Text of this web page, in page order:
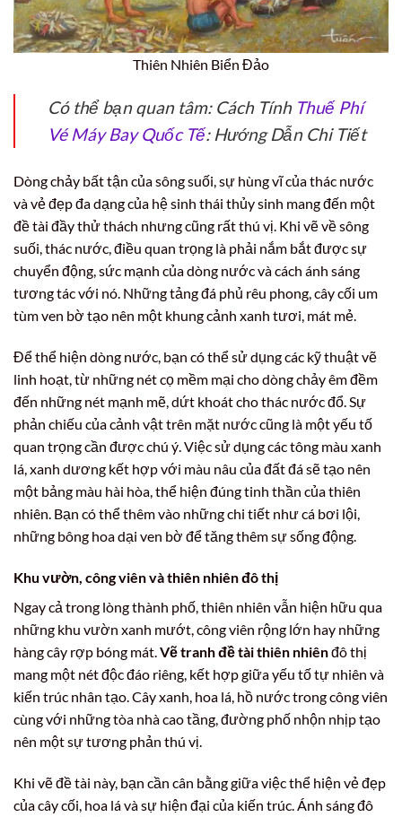
Thiên Nhiên Biển Đảo
Có thể bạn quan tâm: Cách Tính Thuế Phí
Vé Máy Bay Quốc Tế: Hướng Dẫn Chi Tiết
Dòng chảy bất tận của sông suối, sự hùng vĩ của thác nước
và vẻ đẹp đa dạng của hệ sinh thái thủy sinh mang đến một
đề tài đầy thử thách nhưng cũng rất thú vị. Khi vẽ về sông
suối, thác nước, điều quan trọng là phải nắm bắt được sự
chuyển động, sức mạnh của dòng nước và cách ánh sáng
tương tác với nó. Những tảng đá phủ rêu phong, cây cối um
tùm ven bờ tạo nên một khung cảnh xanh tươi, mát mẻ.
Để thể hiện dòng nước, bạn có thể sử dụng các kỹ thuật vẽ
linh hoạt, từ những nét cọ mềm mại cho dòng chảy êm đềm
đến những nét mạnh mẽ, dứt khoát cho thác nước đổ. Sự
phản chiếu của cảnh vật trên mặt nước cũng là một yếu tố
quan trọng cần được chú ý. Việc sử dụng các tông màu xanh
lá, xanh dương kết hợp với màu nâu của đất đá sẽ tạo nên
một bảng màu hài hòa, thể hiện đúng tinh thần của thiên
nhiên. Bạn có thể thêm vào những chi tiết như cá bơi lội,
những bông hoa dại ven bờ để tăng thêm sự sống động.
Khu vườn, công viên và thiên nhiên đô thị
Ngay cả trong lòng thành phố, thiên nhiên vẫn hiện hữu qua
những khu vườn xanh mướt, công viên rộng lớn hay những
hàng cây rợp bóng mát.Vẽ tranh đề tài thiên nhiênđô thị
mang một nét độc đáo riêng, kết hợp giữa yếu tố tự nhiên và
kiến trúc nhân tạo. Cây xanh, hoa lá, hồ nước trong công viên
cùng với những tòa nhà cao tầng, đường phố nhộn nhịp tạo
nên một sự tương phản thú vị.
Khi vẽ đề tài này, bạn cần cân bằng giữa việc thể hiện vẻ đẹp
của cây cối, hoa lá và sự hiện đại của kiến trúc. Ánh sáng đô